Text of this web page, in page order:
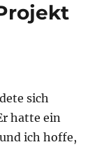
sich
hatte ein
und ich hoffe,